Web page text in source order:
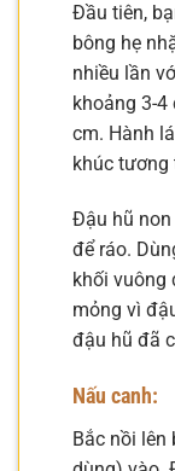
Đầu tiên,
bông hẹ
nhiều lần
khoảng 3-4
cm. Hành
khúc tương
Đậu hũ
để ráo.
khối vuông
mỏng vì
đậu hũ đã
Nấu canh:
Bắc nồi lên